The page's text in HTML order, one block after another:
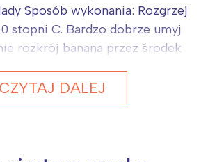
Sposób wykonania: Rozgrzej
stopni C. Bardzo dobrze umyj
rozkrój banana przez środek
CZYTAJ DALEJ